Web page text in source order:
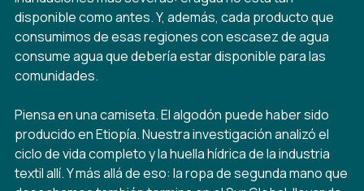
disponible como antes. Y, además, cada producto que
consumimos de esas regiones con escasez de agua
consume agua que debería estar disponible para las
comunidades.
Piensa en una camiseta. El algodón puede haber sido
producido en Etiopía. Nuestra investigación analizó el
ciclo de vida completo y la huella hídrica de la industria
textil allí. Y más allá de eso: la ropa de segunda mano que